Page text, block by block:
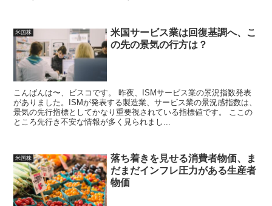
米国株
米国サービス業は回復基調へ、こ
の先の景気の行方は？
こんばんは〜、ビスコです。 昨夜、ISMサービス業の景況指数発表
がありました。ISMが発表する製造業、サービス業の景況感指数は、
景気の先行指標としてかなり重要視されている指標値です。 ここの
ところ先行き不安な情報が多く見られまし...
米国株
落ち着きを見せる消費者物価、ま
だまだインフレ圧力がある生産者
物価